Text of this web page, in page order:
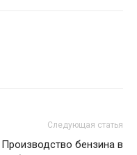
Следующая статья
Производство бензина в